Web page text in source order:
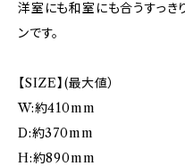
洋室にも和室にも合うすっき
ンです。
【SIZE】(最大値）
W:約410mm
D:約370mm
H:約890mm